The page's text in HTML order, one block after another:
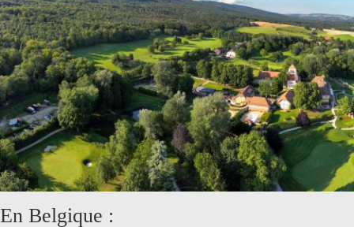
En Belgique :